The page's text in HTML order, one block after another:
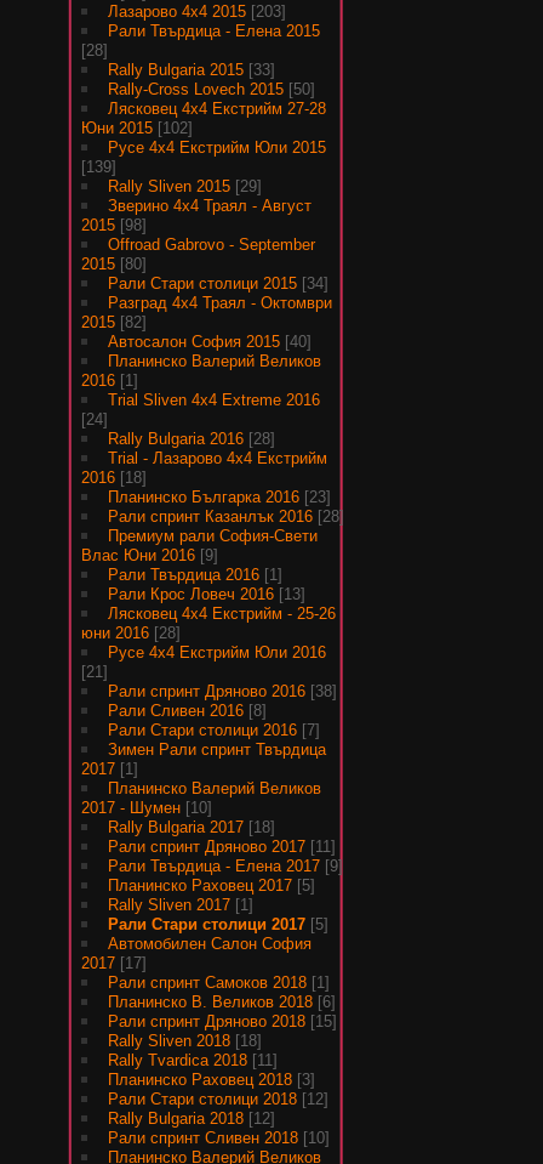
Лазарово 4х4 2015 [203]
Рали Твърдица - Елена 2015
[28]
Rally Bulgaria 2015 [33]
Rally-Cross Lovech 2015 [50]
Лясковец 4х4 Екстрийм 27-28
Юни 2015 [102]
Русе 4х4 Екстрийм Юли 2015
[139]
Rally Sliven 2015 [29]
Зверино 4х4 Траял - Август
2015 [98]
Offroad Gabrovo - September
2015 [80]
Рали Стари столици 2015 [34]
Разград 4х4 Траял - Октомври
2015 [82]
Автосалон София 2015 [40]
Планинско Валерий Великов
2016 [1]
Trial Sliven 4x4 Extreme 2016
[24]
Rally Bulgaria 2016 [28]
Trial - Лазарово 4х4 Екстрийм
2016 [18]
Планинско Българка 2016 [23]
Рали спринт Казанлък 2016 [28]
Премиум рали София-Свети
Влас Юни 2016 [9]
Рали Твърдица 2016 [1]
Рали Крос Ловеч 2016 [13]
Лясковец 4х4 Екстрийм - 25-26
юни 2016 [28]
Русе 4х4 Екстрийм Юли 2016
[21]
Рали спринт Дряново 2016 [38]
Рали Сливен 2016 [8]
Рали Стари столици 2016 [7]
Зимен Рали спринт Твърдица
2017 [1]
Планинско Валерий Великов
2017 - Шумен [10]
Rally Bulgaria 2017 [18]
Рали спринт Дряново 2017 [11]
Рали Твърдица - Елена 2017 [9]
Планинско Раховец 2017 [5]
Rally Sliven 2017 [1]
Рали Стари столици 2017 [5]
Автомобилен Салон София
2017 [17]
Рали спринт Самоков 2018 [1]
Планинско В. Великов 2018 [6]
Рали спринт Дряново 2018 [15]
Rally Sliven 2018 [18]
Rally Tvardica 2018 [11]
Планинско Раховец 2018 [3]
Рали Стари столици 2018 [12]
Rally Bulgaria 2018 [12]
Рали спринт Сливен 2018 [10]
Планинско Валерий Великов